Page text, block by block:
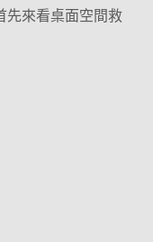
先來看桌面空間救